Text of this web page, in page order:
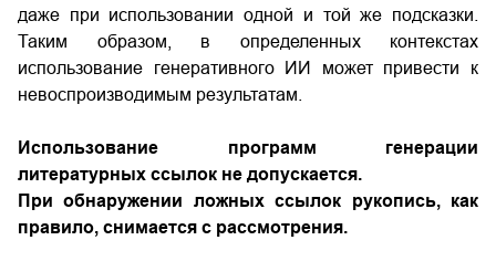
даже при использовании одной и той же подсказки.
Таким образом, в определенных контекстах
использование генеративного ИИ может привести к
невоспроизводимым результатам.
Использование программ генерации
литературных ссылок не допускается.
При обнаружении ложных ссылок рукопись, как
правило, снимается с рассмотрения.